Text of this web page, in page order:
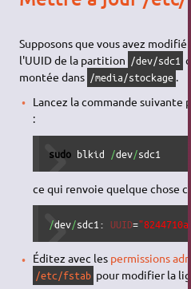
Supposons que vous avez modifié
l'UUID de la partition /dev/sdc1
montée dans /media/stockage .
Lancez la commande suivante
:
sudo blkid /dev/sdc1
ce qui renvoie quelque chose
/dev/sdc1: UUID=
Éditez avec les permissions
/etc/fstab pour modifier la